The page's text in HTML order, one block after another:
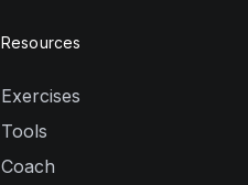
Resources
Exercises
Tools
Coach